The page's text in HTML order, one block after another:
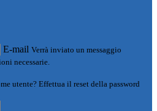
E-mail Verrà inviato un messaggio
necessarie.
utente? Effettua il reset della password